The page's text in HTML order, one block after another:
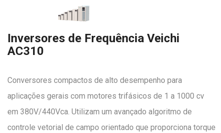
Inversores de Frequência Veichi
AC310
Conversores compactos de alto desempenho para
aplicações gerais com motores trifásicos de 1 a 1000 cv
em 380V/440Vca. Utilizam um avançado algoritmo de
controle vetorial de campo orientado que proporciona torque